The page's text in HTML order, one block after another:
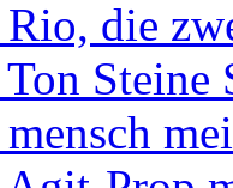
die
Steine